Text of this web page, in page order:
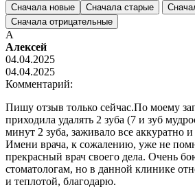
Сначала новые Сначала старые
Сначала отрицательные
А
Алексей
04.04.2025
04.04.2025
Комментарий:
Пишу отзыв только сейчас.По моему
приходила удалять 2 зуба (7 и зуб
минут 2 зуба, заживало все аккуратно
Имени врача, к сожалению, уже не
прекрасный врач своего дела. Очень
стоматологам, но в данной клинике
и теплотой, благодарю.